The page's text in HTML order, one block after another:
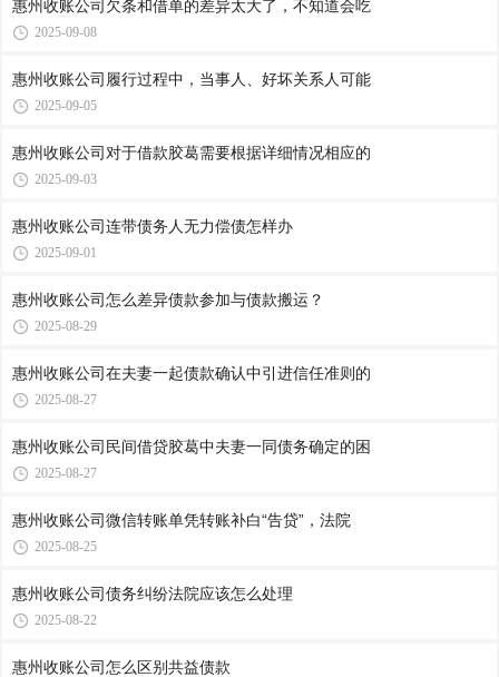
惠州收账公司​欠条和借单的差异太大了，不知道会吃
2025-09-08
惠州收账公司​履行过程中，当事人、好坏关系人可能
2025-09-05
惠州收账公司​对于借款胶葛需要根据详细情况相应的
2025-09-03
惠州收账公司​连带债务人无力偿债怎样办
2025-09-01
惠州收账公司​怎么差异债款参加与债款搬运？
2025-08-29
惠州收账公司​在夫妻一起债款确认中引进信任准则的
2025-08-27
惠州收账公司​民间借贷胶葛中夫妻一同债务确定的困
2025-08-27
惠州收账公司​微信转账单凭转账补白“告贷”，法院
2025-08-25
惠州收账公司​债务纠纷法院应该怎么处理
2025-08-22
惠州收账公司​怎么区别共益债款